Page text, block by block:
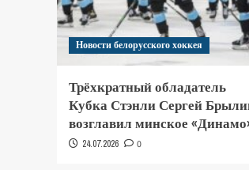
Новости белорусского хоккея
Трёхкратный обладатель
Кубка Стэнли Сергей
возглавил минское
24.07.2026 0